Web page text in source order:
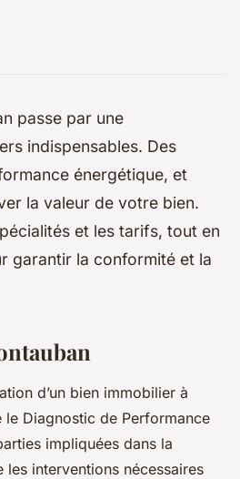
passe par une
indispensables. Des
énergétique, et
la valeur de votre bien.
et les tarifs, tout en
garantir la conformité et la
d’un bien immobilier à
Diagnostic de Performance
impliquées dans la
les interventions nécessaires